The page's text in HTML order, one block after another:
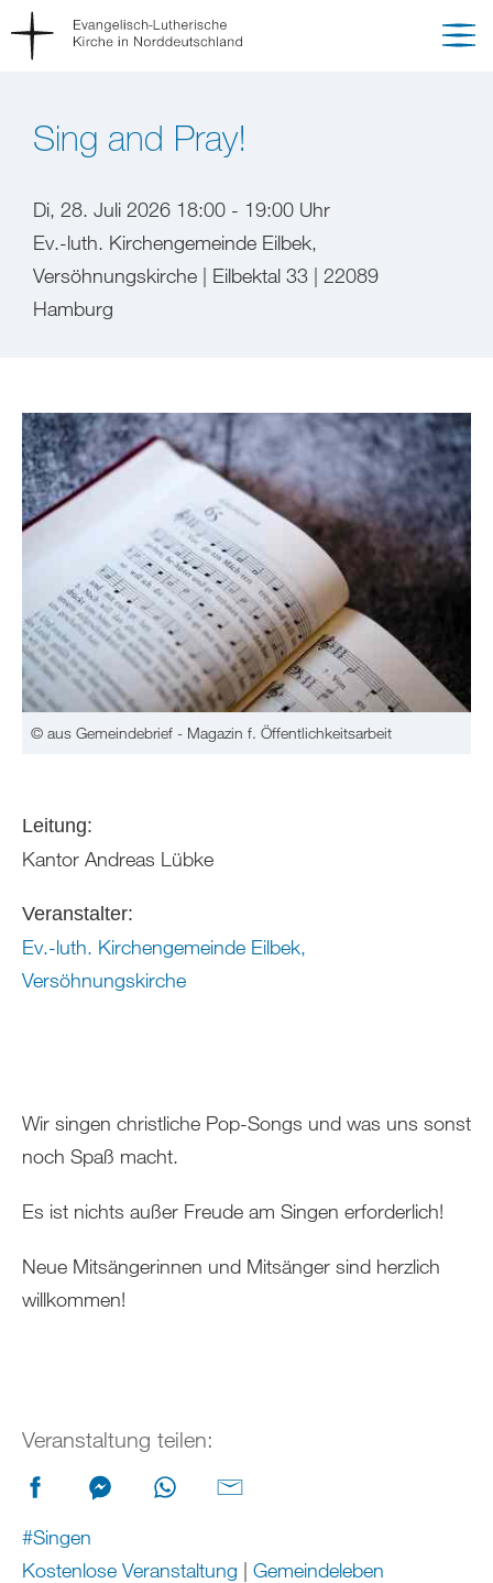
Sing and Pray!
Di, 28. Juli 2026 18:00 - 19:00 Uhr
Ev.-luth. Kirchengemeinde Eilbek,
Versöhnungskirche | Eilbektal 33 | 22089
Hamburg
© aus Gemeindebrief - Magazin f. Öffentlichkeitsarbeit
Leitung:
Kantor Andreas Lübke
Veranstalter:
Ev.-luth. Kirchengemeinde Eilbek,
Versöhnungskirche
Wir singen christliche Pop-Songs und was uns sonst
noch Spaß macht.
Es ist nichts außer Freude am Singen erforderlich!
Neue Mitsängerinnen und Mitsänger sind herzlich
willkommen!
Veranstaltung teilen:
#Singen
Kostenlose Veranstaltung | Gemeindeleben